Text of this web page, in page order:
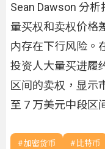
Sean Dawson 分
量买权和卖权价格
内存在下行风险。
投资人大量买进履
区间的卖权，显示
至 7 万美元中段区
加密货币 比特币